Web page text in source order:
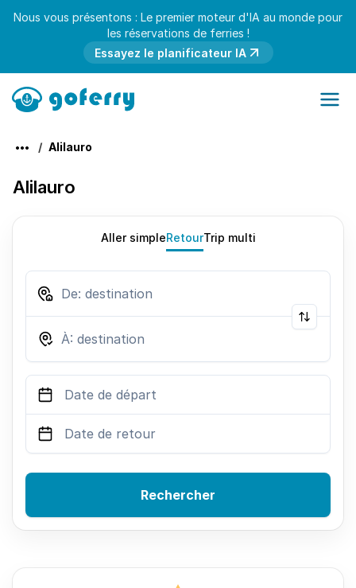
Nous vous présentons : Le premier moteur d'IA au monde pour
les réservations de ferries !
Essayez le planificateur IA
Alilauro
Alilauro
Aller simpleRetourTrip multi
Rechercher